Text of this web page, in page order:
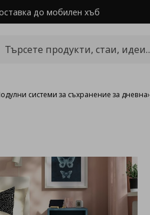
до мобилен хъб
системи за съхранение за дневна›